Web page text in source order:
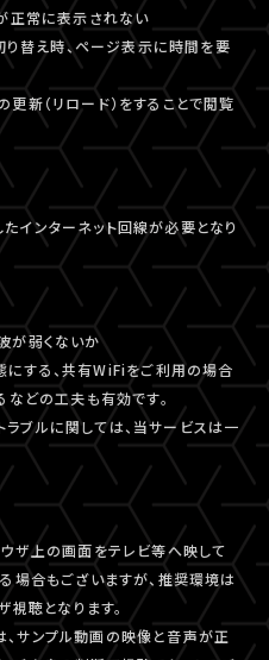
が正常に表示されない
り替え時、ページ表示に時間を要
新（リロード）をすることで閲覧
インターネット回線が必要となり
が弱くないか
する、共有WiFiをご利用の場合
どの工夫も有効です。
ブルに関しては、当サービスは一
ザ上の画面をテレビ等へ映して
る場合もございますが、推奨環境は
視聴となります。
サンプル動画の映像と音声が正